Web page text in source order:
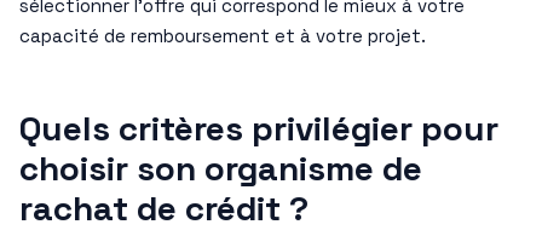
sélectionner l’offre qui correspond le mieux à votre
capacité de remboursement et à votre projet.
Quels critères privilégier pour
choisir son organisme de
rachat de crédit ?